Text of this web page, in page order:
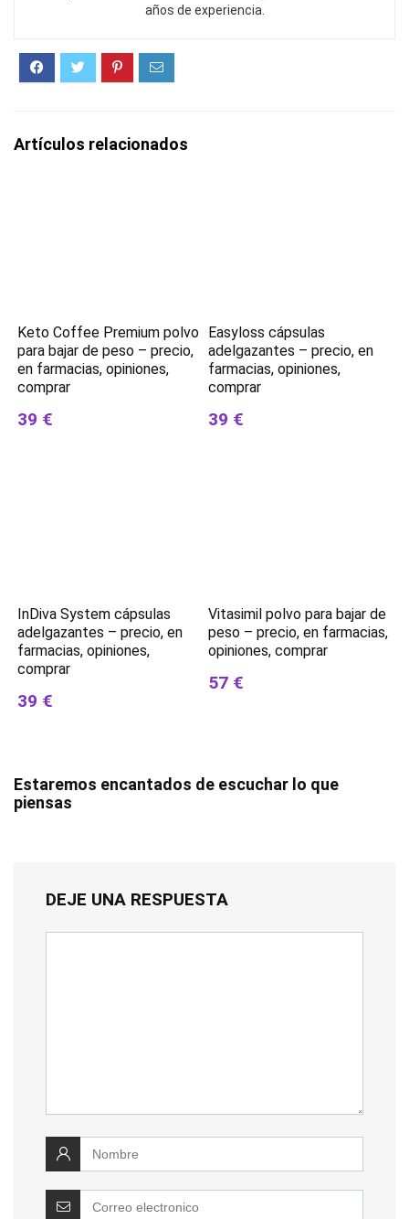
años de experiencia.
Artículos relacionados
Keto Coffee Premium polvo
para bajar de peso – precio,
en farmacias, opiniones,
comprar
39 €
Easyloss cápsulas
adelgazantes – precio, en
farmacias, opiniones,
comprar
39 €
InDiva System cápsulas
adelgazantes – precio, en
farmacias, opiniones,
comprar
39 €
Vitasimil polvo para bajar de
peso – precio, en farmacias,
opiniones, comprar
57 €
Estaremos encantados de escuchar lo que
piensas
DEJE UNA RESPUESTA